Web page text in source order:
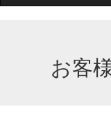
お客